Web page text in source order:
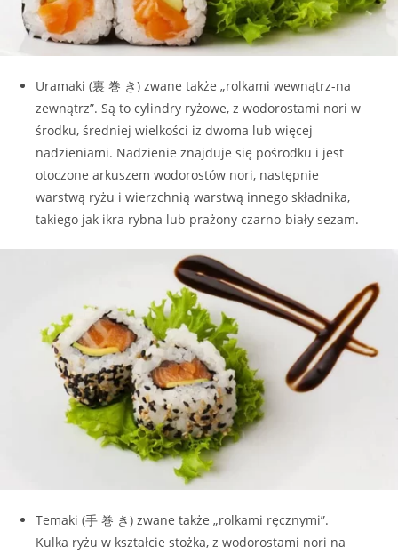
Uramaki (裏 巻 き) zwane także „rolkami wewnątrz-na
zewnątrz”. Są to cylindry ryżowe, z wodorostami nori w
środku, średniej wielkości iz dwoma lub więcej
nadzieniami. Nadzienie znajduje się pośrodku i jest
otoczone arkuszem wodorostów nori, następnie
warstwą ryżu i wierzchnią warstwą innego składnika,
takiego jak ikra rybna lub prażony czarno-biały sezam.
Temaki (手 巻 き) zwane także „rolkami ręcznymi”.
Kulka ryżu w kształcie stożka, z wodorostami nori na